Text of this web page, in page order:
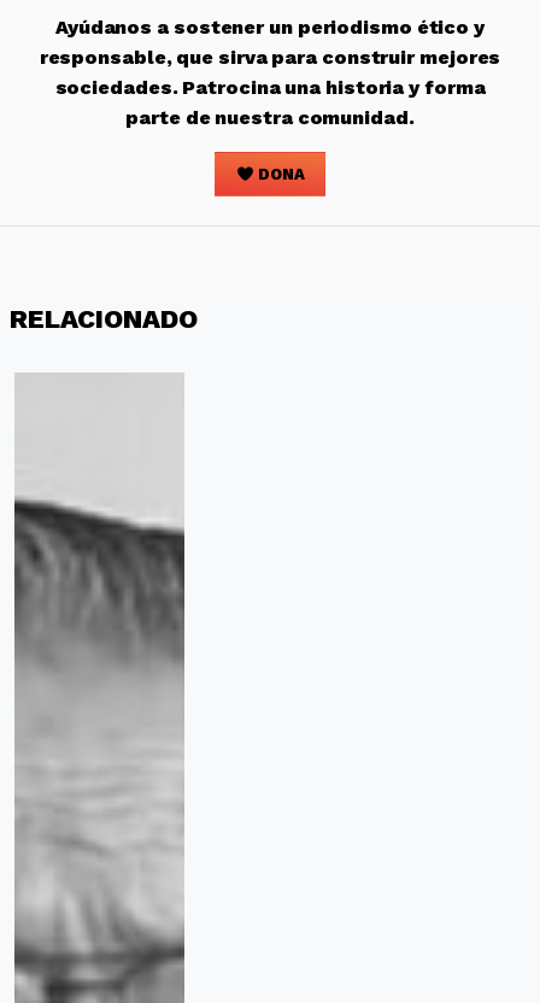
Ayúdanos a sostener un periodismo ético y
responsable, que sirva para construir mejores
sociedades. Patrocina una historia y forma
parte de nuestra comunidad.
DONA
RELACIONADO